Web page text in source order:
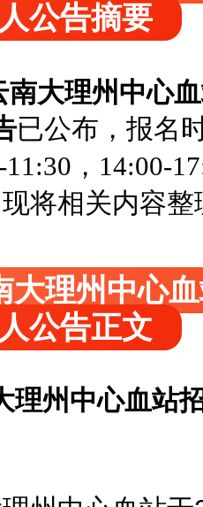
公告摘要
南大理州中心
已公布，报名
11:30，14:00-
现将相关内容
大理州中心
公告正文
理州中心血站